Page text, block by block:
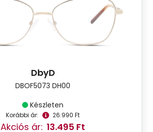
DbyD
DBOF5073 DH00
Készleten
Korábbi ár: 26.990 Ft
Akciós ár: 13.495 Ft